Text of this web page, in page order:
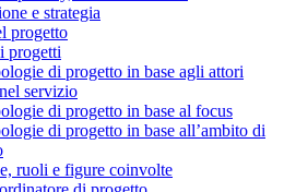
e strategia
progetto
progetti
di progetto in base agli attori
servizio
di progetto in base al focus
di progetto in base all’ambito di
ruoli e figure coinvolte